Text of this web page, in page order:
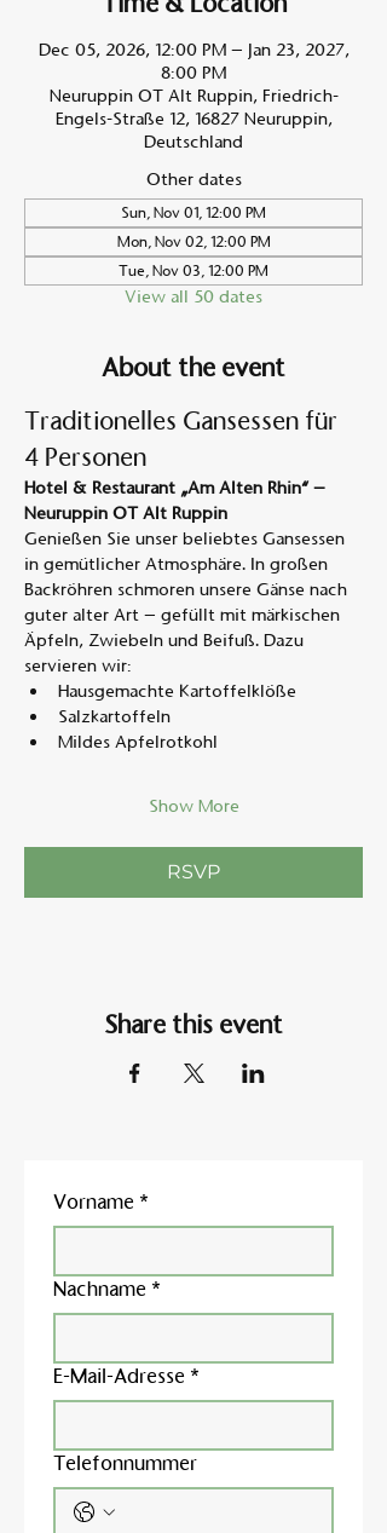
Dec 05, 2026, 12:00 PM – Jan 23, 2027,
8:00 PM
Neuruppin OT Alt Ruppin, Friedrich-
Engels-Straße 12, 16827 Neuruppin,
Deutschland
Other dates
Sun, Nov 01, 12:00 PM
Mon, Nov 02, 12:00 PM
Tue, Nov 03, 12:00 PM
View all 50 dates
About the event
Traditionelles Gansessen für
4 Personen
Hotel & Restaurant „Am Alten Rhin“ –
Neuruppin OT Alt Ruppin
Genießen Sie unser beliebtes Gansessen
in gemütlicher Atmosphäre. In großen
Backröhren schmoren unsere Gänse nach
guter alter Art – gefüllt mit märkischen
Äpfeln, Zwiebeln und Beifuß. Dazu
servieren wir:
Hausgemachte Kartoffelklöße
Salzkartoffeln
Mildes Apfelrotkohl
Show More
RSVP
Share this event
Vorname *
Nachname *
E-Mail-Adresse *
Telefonnummer